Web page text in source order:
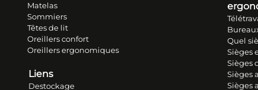
Matelas
Sommiers
Têtes de lit
Oreillers confort
Oreillers ergonomiques
Liens
Destockage
Quel
Sièges
Sièges
Sièges
Sièges